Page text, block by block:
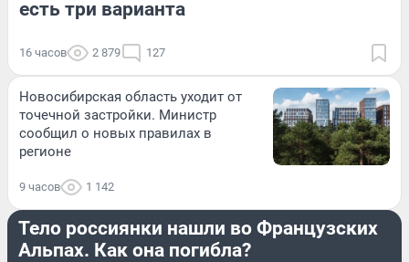
есть три варианта
16 часов 2 879 127
Новосибирская область уходит от
точечной застройки. Министр
сообщил о новых правилах в
регионе
9 часов 1 142
ПРОИСШЕСТВИЯ
Тело россиянки нашли во Французских
Альпах. Как она погибла?